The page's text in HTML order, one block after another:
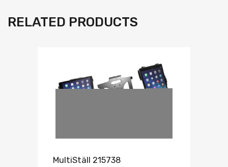
RELATED PRODUCTS
MultiStäll 215738